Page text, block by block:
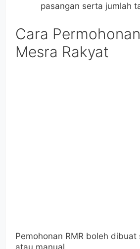
pasangan serta jumlah
Cara
Mesra Rakyat
Pemohonan RMR boleh dibuat